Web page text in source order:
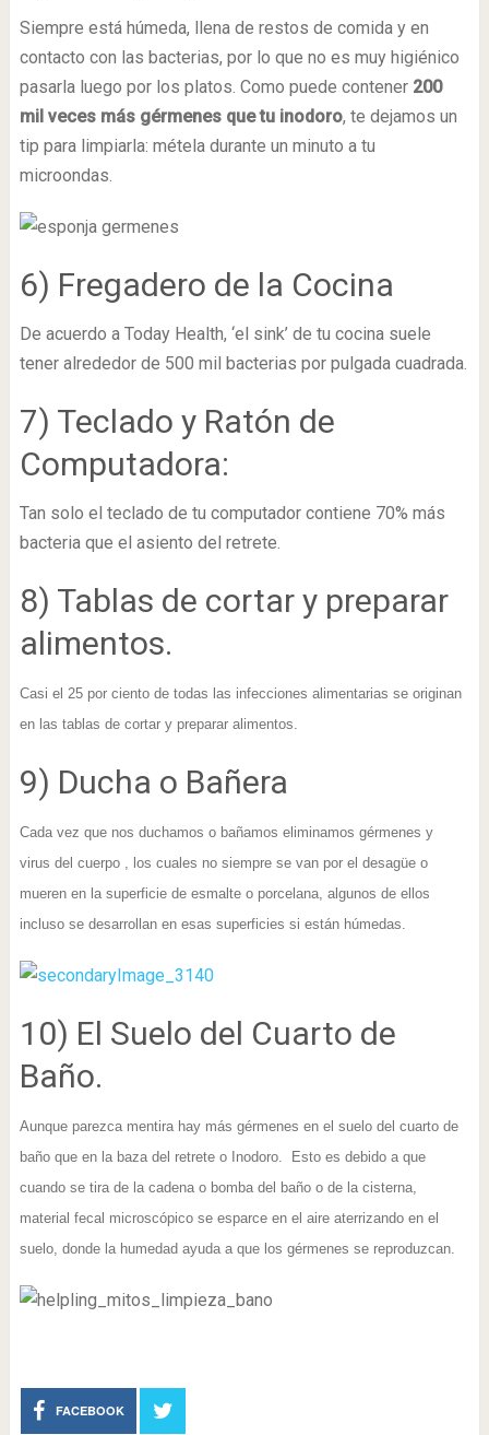
Siempre está húmeda, llena de restos de comida y en
contacto con las bacterias, por lo que no es muy higiénico
pasarla luego por los platos. Como puede contener200
mil veces más gérmenes que tu inodoro, te dejamos un
tip para limpiarla: métela durante un minuto a tu
microondas.
6) Fregadero de la Cocina
De acuerdo a Today Health, ‘el sink’ de tu cocina suele
tener alrededor de 500 mil bacterias por pulgada cuadrada.
7) Teclado y Ratón de
Computadora:
Tan solo el teclado de tu computador contiene 70% más
bacteria que el asiento del retrete.
8) Tablas de cortar y preparar
alimentos.
Casi el 25 por ciento de todas las infecciones alimentarias se originan
en las tablas de cortar y preparar alimentos.
9) Ducha o Bañera
Cada vez que nos duchamos o bañamos eliminamos gérmenes y
virus del cuerpo , los cuales no siempre se van por el desagüe o
mueren en la superficie de esmalte o porcelana, algunos de ellos
incluso se desarrollan en esas superficies si están húmedas.
10) El Suelo del Cuarto de
Baño.
Aunque parezca mentira hay más gérmenes en el suelo del cuarto de
baño que en la baza del retrete o Inodoro.
Esto es debido a que
cuando se tira de la cadena o bomba del baño o de la cisterna,
material fecal microscópico se esparce en el aire aterrizando en el
suelo, donde la humedad ayuda a que los gérmenes se reproduzcan.
FACEBOOK